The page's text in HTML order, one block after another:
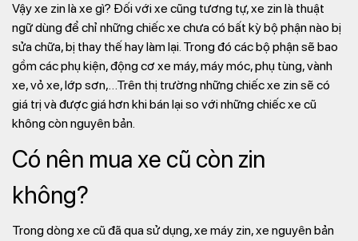
Vậy xe zin là xe gì? Đối với xe cũng tương tự, xe zin là thuật
ngữ dùng để chỉ những chiếc xe chưa có bất kỳ bộ phận nào bị
sửa chữa, bị thay thế hay làm lại. Trong đó các bộ phận sẽ bao
gồm các phụ kiện, động cơ xe máy, máy móc, phụ tùng, vành
xe, vỏ xe, lớp sơn,…Trên thị trường những chiếc xe zin sẽ có
giá trị và được giá hơn khi bán lại so với những chiếc xe cũ
không còn nguyên bản.
Có nên mua xe cũ còn zin
không?
Trong dòng xe cũ đã qua sử dụng, xe máy zin, xe nguyên bản